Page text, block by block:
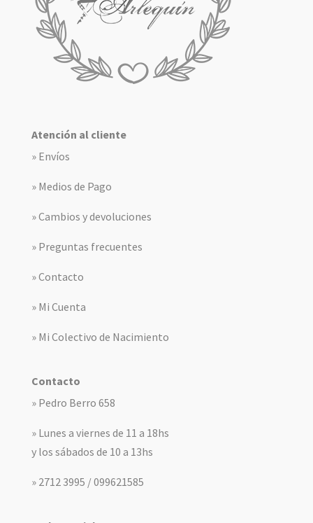
Atención al cliente
» Envíos
» Medios de Pago
» Cambios y devoluciones
» Preguntas frecuentes
» Contacto
» Mi Cuenta
» Mi Colectivo de Nacimiento
Contacto
» Pedro Berro 658
» Lunes a viernes de 11 a 18hs
y los sábados de 10 a 13hs
» 2712 3995 / 099621585